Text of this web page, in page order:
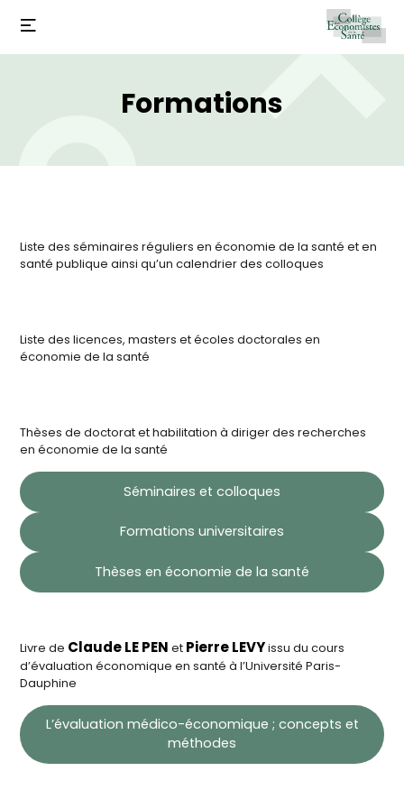
Formations
Liste des séminaires réguliers en économie de la santé et en
santé publique ainsi qu’un calendrier des colloques
Liste des licences, masters et écoles doctorales en
économie de la santé
Thèses de doctorat et habilitation à diriger des recherches
en économie de la santé
Séminaires et colloques
Formations universitaires
Thèses en économie de la santé
Livre de Claude LE PEN et Pierre LEVYissu du cours
d’évaluation économique en santé à l’Université Paris-
Dauphine
L’évaluation médico-économique ; concepts et
méthodes